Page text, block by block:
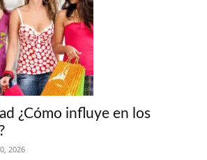
¿Cómo influye en los
2026